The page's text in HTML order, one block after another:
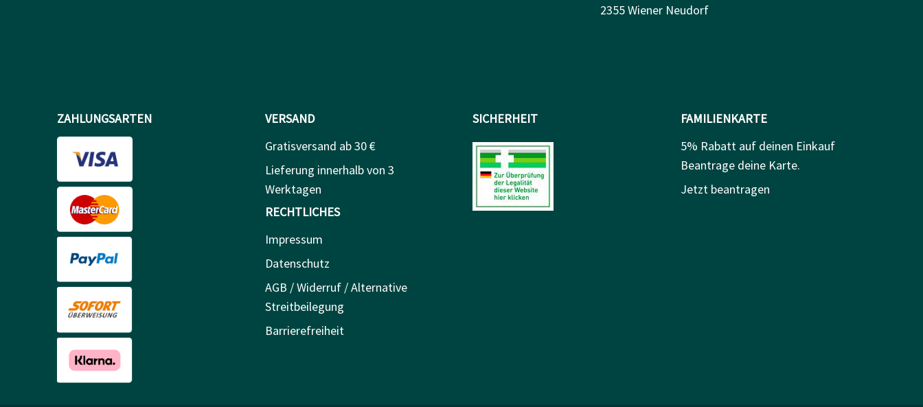
2355 Wiener Neudorf
ZAHLUNGSARTEN
VERSAND
Gratisversand ab 30 €
Lieferung innerhalb von 3
Werktagen
RECHTLICHES
Impressum
Datenschutz
AGB / Widerruf / Alternative
Streitbeilegung
Barrierefreiheit
SICHERHEIT
FAMILIENKARTE
5% Rabatt auf deinen Einkauf
Beantrage deine Karte.
Jetzt beantragen